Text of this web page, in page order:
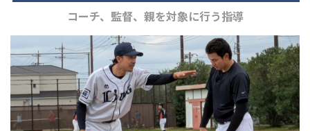
コーチ、監督、親を対象に行う指導